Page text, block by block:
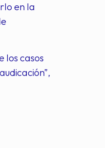
en la
los casos